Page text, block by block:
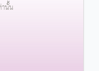
นั้น